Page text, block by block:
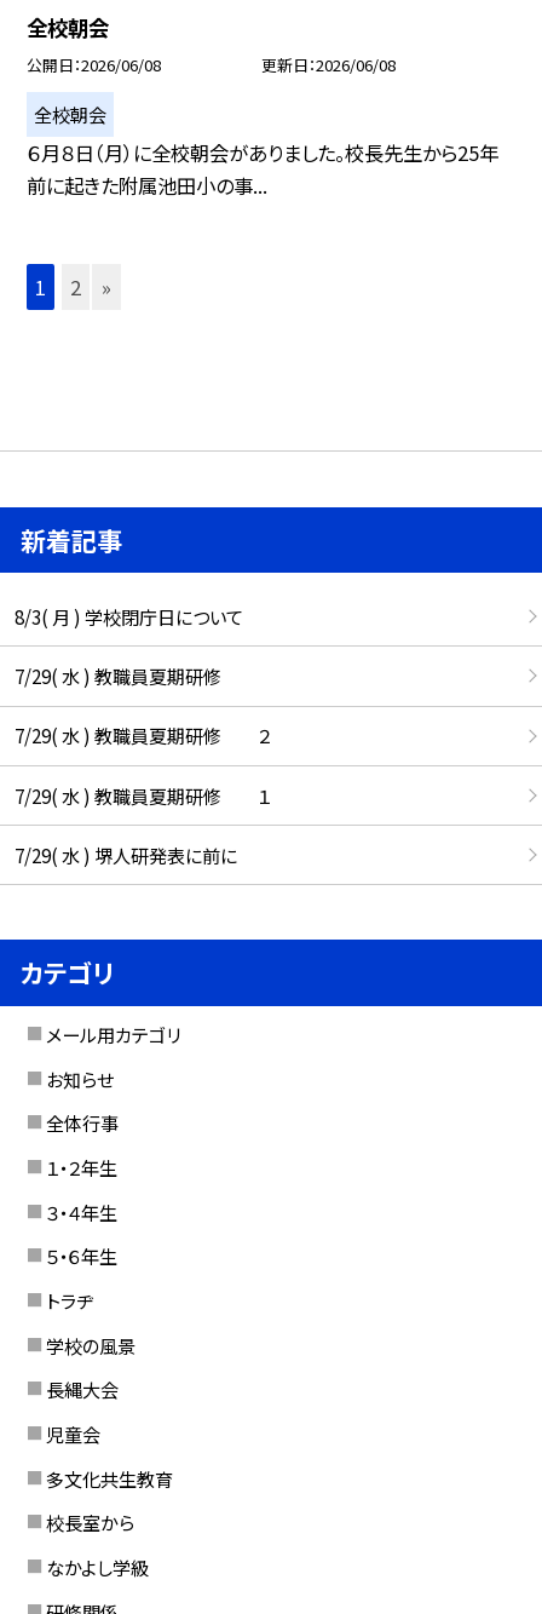
全校朝会
公開日 2026/06/08 更新日 2026/06/08
全校朝会
６月８日（月）に全校朝会がありました。校長先生から25年
前に起きた附属池田小の事...
1 2 »
新着記事
8/3( 月 ) 学校閉庁日について
7/29( 水 ) 教職員夏期研修
7/29( 水 ) 教職員夏期研修 ２
7/29( 水 ) 教職員夏期研修 １
7/29( 水 ) 堺人研発表に前に
カテゴリ
メール用カテゴリ
お知らせ
全体行事
１・２年生
３・４年生
５・６年生
トラヂ
学校の風景
長縄大会
児童会
多文化共生教育
校長室から
なかよし学級